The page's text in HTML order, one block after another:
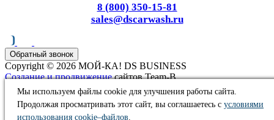
8 (800) 350-15-81
sales@dscarwash.ru
Обратный звонок
Copyright © 2026 МОЙ-КА! DS BUSINESS
Создание и продвижениесайтов Team-B
Информация, представленная на сайте, не является публичной
офертой
Правила использования сайта
Мы используем файлы cookie для улучшения работы сайта.
Продолжая просматривать этот сайт, вы соглашаетесь с условиями
использования cookie–файлов.